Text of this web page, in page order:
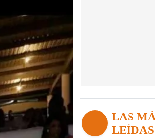
LAS
LEÍDAS